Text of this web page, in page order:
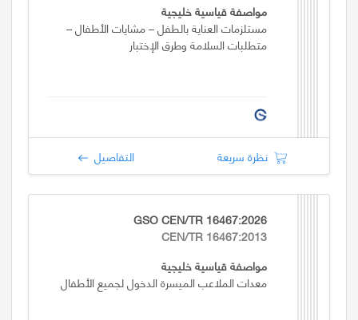
مواصفة قياسية خليجية
مستلزمات العناية بالطفل – مشايات الأطفال –
متطلبات السلامة وطرق الإختبار
نظرة سريعة التفاصيل
GSO CEN/TR 16467:2026
CEN/TR 16467:2013
مواصفة قياسية خليجية
معدات الملاعب الميسرة الدخول لجميع الأطفال